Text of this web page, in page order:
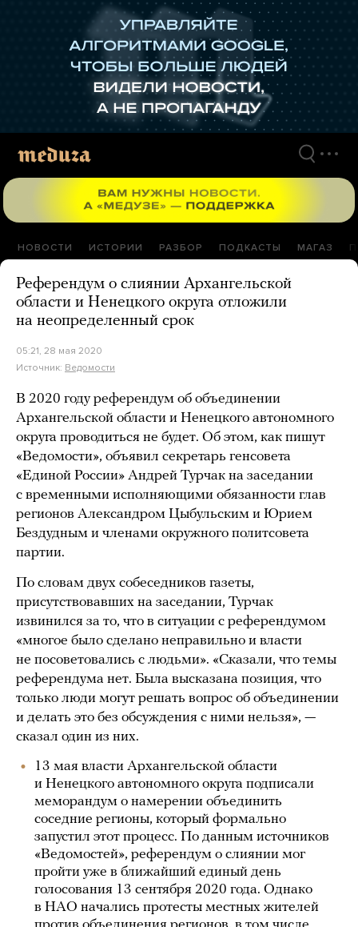
НОВОСТИ ИСТОРИИ РАЗБОР ПОДКАСТЫ МАГАЗ
Референдум о слиянии Архангельской
области и Ненецкого округа отложили
на неопределенный срок
05:21, 28 мая 2020
Источник: Ведомости
В 2020 году референдум об объединении
Архангельской области и Ненецкого автономного
округа проводиться не будет. Об этом, как пишут
«Ведомости», объявил секретарь генсовета
«Единой России» Андрей Турчак на заседании
с временными исполняющими обязанности глав
регионов Александром Цыбульским и Юрием
Бездудным и членами окружного политсовета
партии.
По словам двух собеседников газеты,
присутствовавших на заседании, Турчак
извинился за то, что в ситуации с референдумом
«многое было сделано неправильно и власти
не посоветовались с людьми». «Сказали, что темы
референдума нет. Была высказана позиция, что
только люди могут решать вопрос об объединении
и делать это без обсуждения с ними нельзя», —
сказал один из них.
13 мая власти Архангельской области
и Ненецкого автономного округа подписали
меморандум о намерении объединить
соседние регионы, который формально
запустил этот процесс. По данным источников
«Ведомостей», референдум о слиянии мог
пройти уже в ближайший единый день
голосования 13 сентября 2020 года. Однако
в НАО начались протесты местных жителей